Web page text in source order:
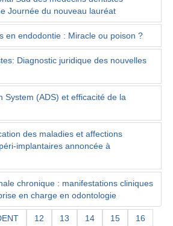
Journée du nouveau lauréat
en endodontie : Miracle ou poison ?
Diagnostic juridique des nouvelles
System (ADS) et efficacité de la
des maladies et affections
implantaires annoncée à
chronique : manifestations cliniques
en charge en odontologie
12 13 14 15 16